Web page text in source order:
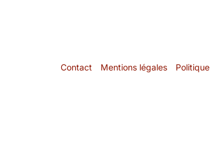
Contact Mentions légales